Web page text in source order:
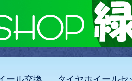
ール交換 タイヤホイールセ